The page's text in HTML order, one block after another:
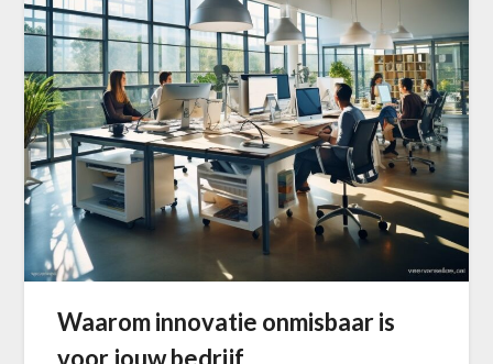
Waarom innovatie onmisbaar is
voor jouw bedrijf